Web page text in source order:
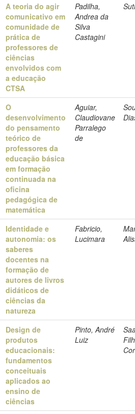
A teoria do agir
comunicativo em
comunidade de
prática de
professores de
ciências
envolvidos com
a educação
CTSA
Padilha,
Andrea da
Silva
Castagini
O
desenvolvimento
do pensamento
teórico de
professores da
educação básica
em formação
continuada na
oficina
pedagógica de
matemática
Aguiar,
Claudiovane
Parralego
de
Identidade e
autonomia: os
saberes
docentes na
formação de
autores de livros
didáticos de
ciências da
natureza
Fabricio,
Lucimara
Design de
produtos
educacionais:
fundamentos
conceituais
aplicados ao
ensino de
ciências
Pinto, André
Luiz